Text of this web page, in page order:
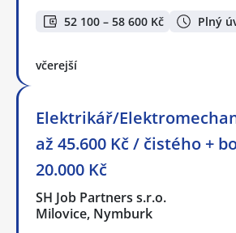
52 100 – 58 600 Kč Plný
včerejší
Elektrikář/
až 45.600 Kč / čistého +
20.000 Kč
SH Job Partners s.r.o.
Milovice, Nymburk